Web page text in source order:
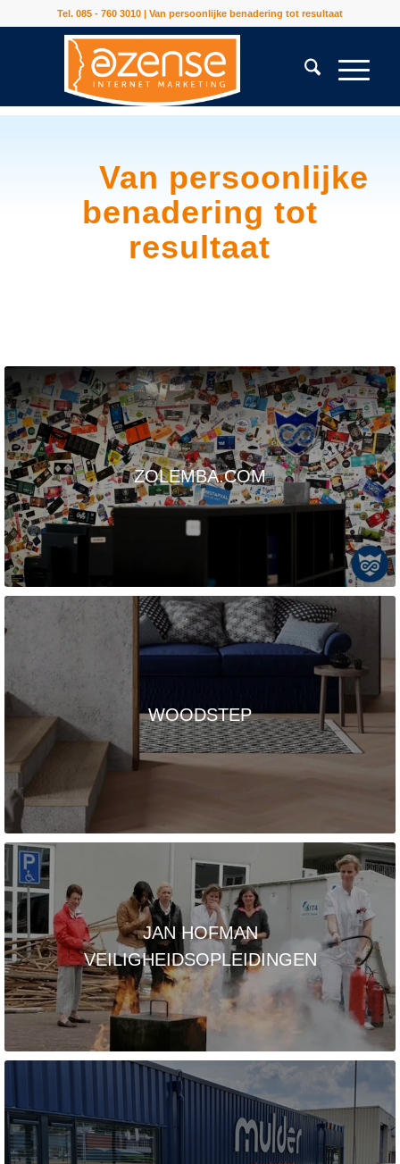
Tel. 085 - 760 3010 | Van persoonlijke benadering tot resultaat
Van persoonlijke
benadering tot
resultaat
ZOLEMBA.COM
WOODSTEP
JAN HOFMAN
VEILIGHEIDSOPLEIDINGEN